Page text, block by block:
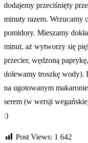
dodajemy przeciśnięty
minuty razem. Wrzucamy
pomidory. Mieszamy
minut, aż wytworzy się
przecier, wędzoną
dolewamy troszkę wody).
na ugotowanym
serem (w wersji
:)
Post Views: 1 642